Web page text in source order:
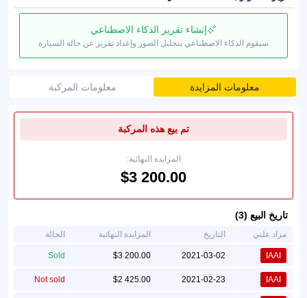
إنشاء تقرير الذكاء الاصطناعي
سيقوم الذكاء الاصطناعي بتحليل الصور وإعداد تقرير عن حالة السيارة
معلومات المزايدة معلومات المركبة
تم بيع هذه المركبة
المزايدة النهائية:
تاريخ البيع (3)
مزاد علني التاريخ المزايدة النهائية الحالة
IAAI
2021-03-02
Sold
IAAI
2021-02-23
Not sold